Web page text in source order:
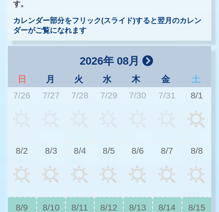
す。
カレンダー部分をフリック(スライド)すると翌月のカレン
ダーがご覧になれます
2026年 08月
日 月 火 水 木 金
土
7/26
7/27 7/28 7/29 7/30 7/31 8/1
8/2 8/3 8/4 8/5 8/6 8/7 8/8
8/9 8/10 8/11 8/12 8/13 8/14 8/15